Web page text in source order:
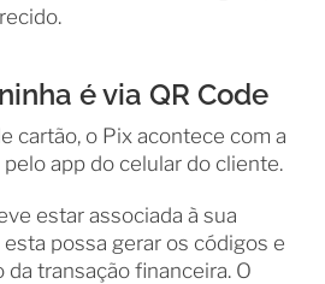
é via QR Code
cartão, o Pix acontece com a
app do celular do cliente.
estar associada à sua
possa gerar os códigos e
da transação financeira. O